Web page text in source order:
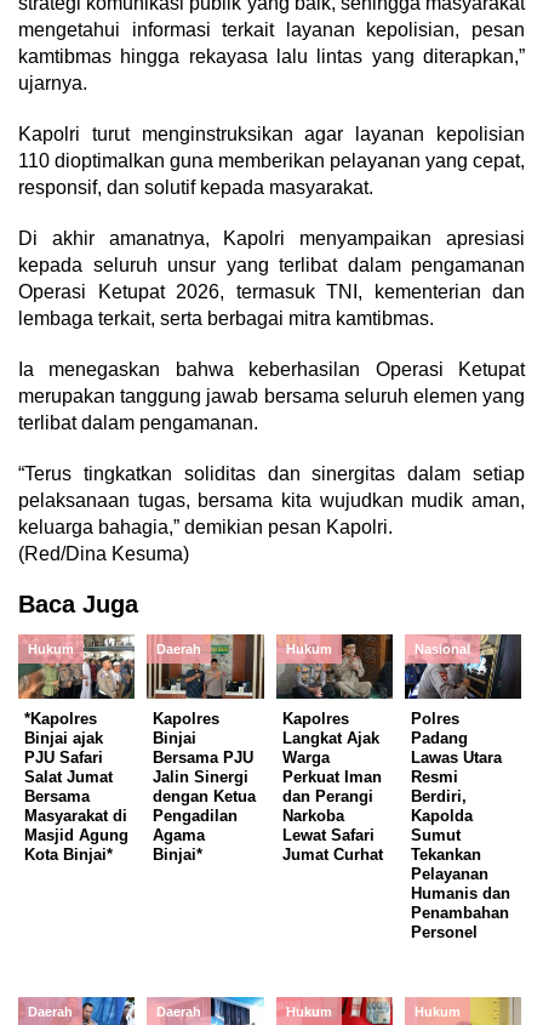
mengetahui informasi terkait layanan kepolisian, pesan
kamtibmas hingga rekayasa lalu lintas yang diterapkan,”
ujarnya.
Kapolri turut menginstruksikan agar layanan kepolisian
110 dioptimalkan guna memberikan pelayanan yang cepat,
responsif, dan solutif kepada masyarakat.
Di akhir amanatnya, Kapolri menyampaikan apresiasi
kepada seluruh unsur yang terlibat dalam pengamanan
Operasi Ketupat 2026, termasuk TNI, kementerian dan
lembaga terkait, serta berbagai mitra kamtibmas.
Ia menegaskan bahwa keberhasilan Operasi Ketupat
merupakan tanggung jawab bersama seluruh elemen yang
terlibat dalam pengamanan.
“Terus tingkatkan soliditas dan sinergitas dalam setiap
pelaksanaan tugas, bersama kita wujudkan mudik aman,
keluarga bahagia,” demikian pesan Kapolri.
(Red/Dina Kesuma)
Baca Juga
Hukum
*Kapolres
Binjai ajak
PJU Safari
Salat Jumat
Bersama
Masyarakat di
Masjid Agung
Kota Binjai*
Daerah
Kapolres
Binjai
Bersama PJU
Jalin Sinergi
dengan Ketua
Pengadilan
Agama
Binjai*
Hukum
Kapolres
Langkat Ajak
Warga
Perkuat Iman
dan Perangi
Narkoba
Lewat Safari
Jumat Curhat
Nasional
Polres
Padang
Lawas Utara
Resmi
Berdiri,
Kapolda
Sumut
Tekankan
Pelayanan
Humanis dan
Penambahan
Personel
Daerah Daerah Hukum Hukum